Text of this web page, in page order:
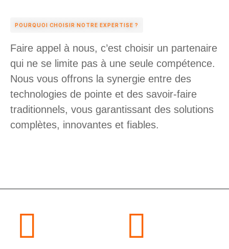
POURQUOI CHOISIR NOTRE EXPERTISE ?
Faire appel à nous, c’est choisir un partenaire
qui ne se limite pas à une seule compétence.
Nous vous offrons la synergie entre des
technologies de pointe et des savoir-faire
traditionnels, vous garantissant des solutions
complètes, innovantes et fiables.